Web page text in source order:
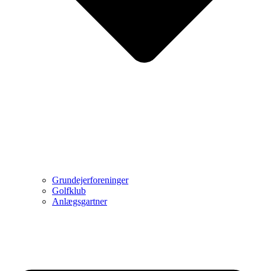
Grundejerforeninger
Golfklub
Anlægsgartner